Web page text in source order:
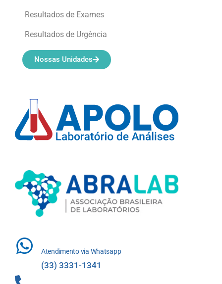
Atendimento via Whatsapp
(33) 3331-1341
Resultados de Exames
Resultados de Urgência
Nossas Unidades